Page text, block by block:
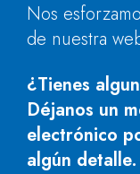
Nos
de nuestra
¿Tienes
Déjanos un
electrónico
algún detalle.